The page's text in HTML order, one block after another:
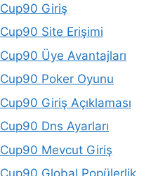
Cup90 Giriş
Cup90 Site Erişimi
Cup90 Üye Avantajları
Cup90 Poker Oyunu
Cup90 Giriş Açıklaması
Cup90 Dns Ayarları
Cup90 Mevcut Giriş